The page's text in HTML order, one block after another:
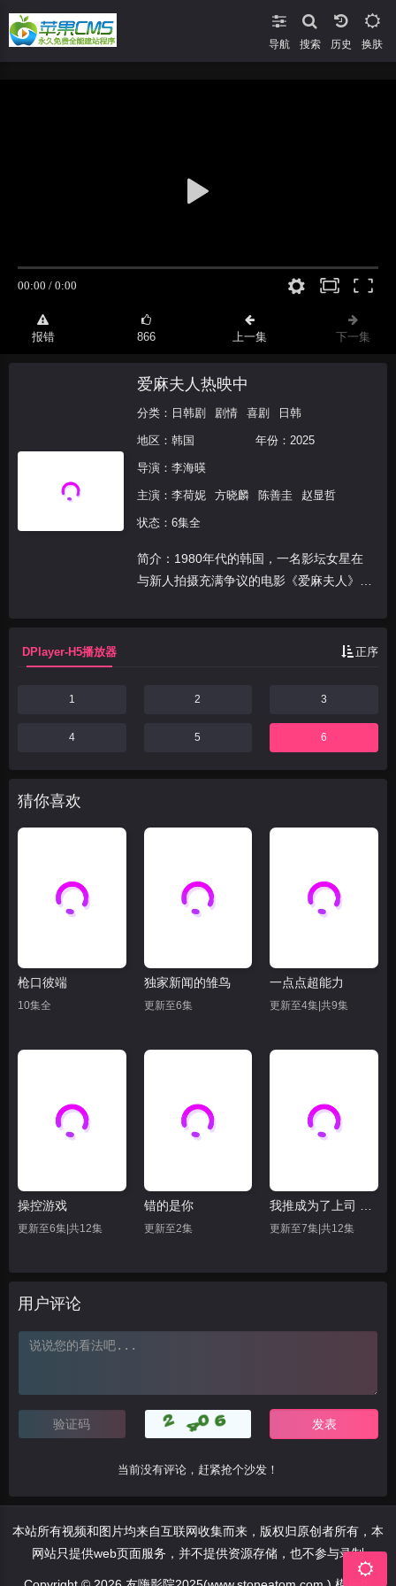
导航 搜索 换肤
报错 866 上一集 下一集
爱麻夫人热映中
分类： 日韩剧 剧情 喜剧 日韩
地区： 韩国 年份： 2025
导演： 李海暎
主演： 李荷妮 方晓麟 陈善圭 赵显哲
状态：6集全
简介：1980年代的韩国，一名影坛女星在
与新人拍摄充满争议的电影《爱麻夫人》
后腐败乱象。
DPlayer-H5播放器 正序
1 2 3
4 5 6
猜你喜欢
枪口彼端
10集全
独家新闻的雏鸟
更新至6集
一点点超能力
更新至4集|共9集
操控游戏
更新至6集|共12集
错的是你
更新至2集 更新至7集|共12集
用户评论
当前没有评论，赶紧抢个沙发！
本站所有视频和图片均来自互联网收集而来，版权归原创者所有，本
网站只提供web页面服务，并不提供资源存储，也不参与录制